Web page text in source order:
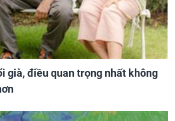
già, điều quan trọng nhất không